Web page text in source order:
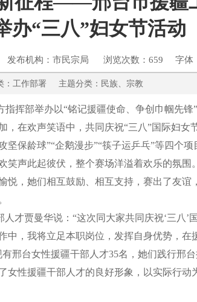
办“三八”妇女节活动
发布机构：市民宗局 浏览次数：659 字体
：工作部署 主题分类：民族、宗教
指挥部举办以“铭记援疆使命、争创巾帼先锋
在欢声笑语中，共同庆祝“三八”国际妇女
坚保龄球”“企鹅漫步”“筷子运乒乓”等四个项
笑声此起彼伏，整个赛场洋溢着欢乐的氛围
悦，她们相互鼓励、相互支持，赛出了友谊
才贾曼华说： “这次同大家共同庆祝‘三八’
中，我将立足本职岗位，发挥自身优势，在
邢台女性援疆干部人才35名，她们践行邢
女性援疆干部人才的良好形象，以实际行动